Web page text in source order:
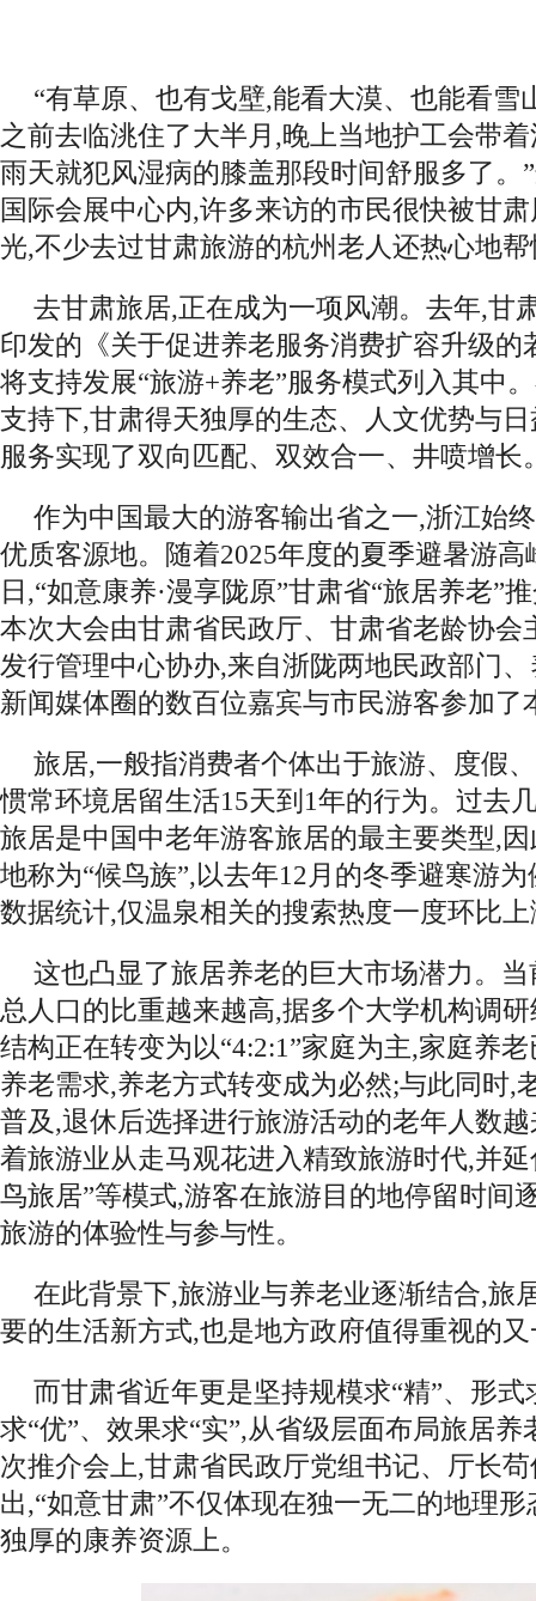
“有草原、也有戈壁,能看大漠、也能看雪
之前去临洮住了大半月,晚上当地护工会带
雨天就犯风湿病的膝盖那段时间舒服多了。
国际会展中心内,许多来访的市民很快被甘
光,不少去过甘肃旅游的杭州老人还热心地帮
去甘肃旅居,正在成为一项风潮。去年,甘
印发的《关于促进养老服务消费扩容升级的
将支持发展“旅游+养老”服务模式列入其中
支持下,甘肃得天独厚的生态、人文优势与
服务实现了双向匹配、双效合一、井喷增长
作为中国最大的游客输出省之一,浙江始
优质客源地。随着2025年度的夏季避暑游高
日,“如意康养·漫享陇原”甘肃省“旅居养老”
本次大会由甘肃省民政厅、甘肃省老龄协会
发行管理中心协办,来自浙陇两地民政部门
新闻媒体圈的数百位嘉宾与市民游客参加了
旅居,一般指消费者个体出于旅游、度假
惯常环境居留生活15天到1年的行为。过去
旅居是中国中老年游客旅居的最主要类型,
地称为“候鸟族”,以去年12月的冬季避寒游
数据统计,仅温泉相关的搜索热度一度环比上
这也凸显了旅居养老的巨大市场潜力。
总人口的比重越来越高,据多个大学机构调
结构正在转变为以“4:2:1”家庭为主,家庭养
养老需求,养老方式转变成为必然;与此同时,
普及,退休后选择进行旅游活动的老年人数
着旅游业从走马观花进入精致旅游时代,并
鸟旅居”等模式,游客在旅游目的地停留时间
旅游的体验性与参与性。
在此背景下,旅游业与养老业逐渐结合,旅
要的生活新方式,也是地方政府值得重视的
而甘肃省近年更是坚持规模求“精”、形式
求“优”、效果求“实”,从省级层面布局旅居
次推介会上,甘肃省民政厅党组书记、厅长
出,“如意甘肃”不仅体现在独一无二的地理
独厚的康养资源上。